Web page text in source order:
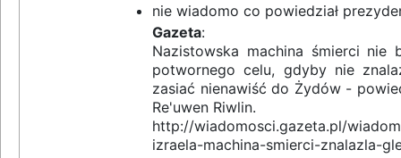
nie wiadomo co powiedział
Gazeta:
Nazistowska machina śmierci nie
potwornego celu, gdyby nie
zasiać nienawiść do Żydów -
Re'uwen Riwlin.
http://wiadomosci.gazeta.pl/
izraela-machina-smierci-znalazla-